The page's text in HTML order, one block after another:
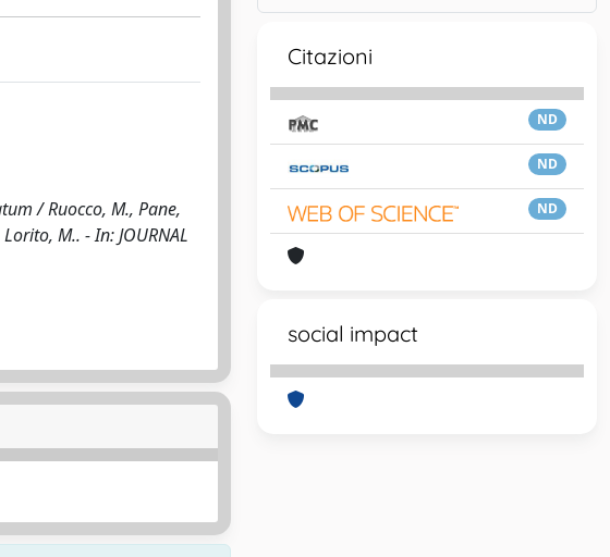
/ Ruocco, M., Pane,
M.. - In: JOURNAL
Citazioni
ND
ND
ND
social impact